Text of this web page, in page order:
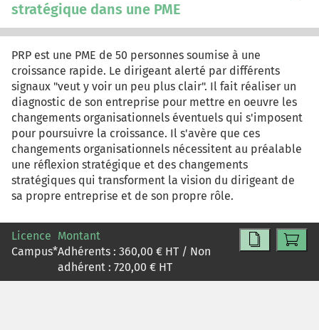
stratégique dans une PME
PRP est une PME de 50 personnes soumise à une
croissance rapide. Le dirigeant alerté par différents
signaux "veut y voir un peu plus clair". Il fait réaliser un
diagnostic de son entreprise pour mettre en oeuvre les
changements organisationnels éventuels qui s'imposent
pour poursuivre la croissance. Il s'avère que ces
changements organisationnels nécessitent au préalable
une réflexion stratégique et des changements
stratégiques qui transforment la vision du dirigeant de
sa propre entreprise et de son propre rôle.
Licence
Campus*
Montant
Adhérents : 360,00 € HT / Non
adhérent : 720,00 € HT